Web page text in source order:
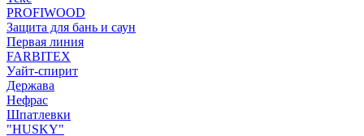
PROFIWOOD
Защита для бань и саун
Первая линия
FARBITEX
Уайт-спирит
Держава
Нефрас
Шпатлевки
"HUSKY"